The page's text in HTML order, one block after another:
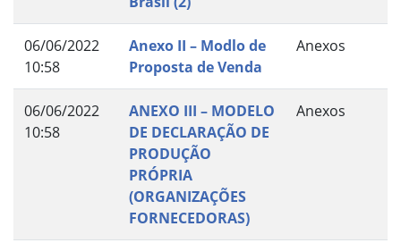
06/06/2022
10:58
Anexo II – Modlo de
Proposta de Venda
Anexos
06/06/2022
10:58
ANEXO III – MODELO
DE DECLARAÇÃO DE
PRODUÇÃO
PRÓPRIA
(ORGANIZAÇÕES
FORNECEDORAS)
Anexos